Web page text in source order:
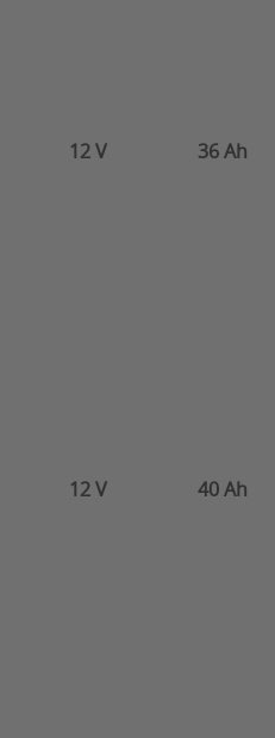
12 V 36 Ah
12 V 40 Ah